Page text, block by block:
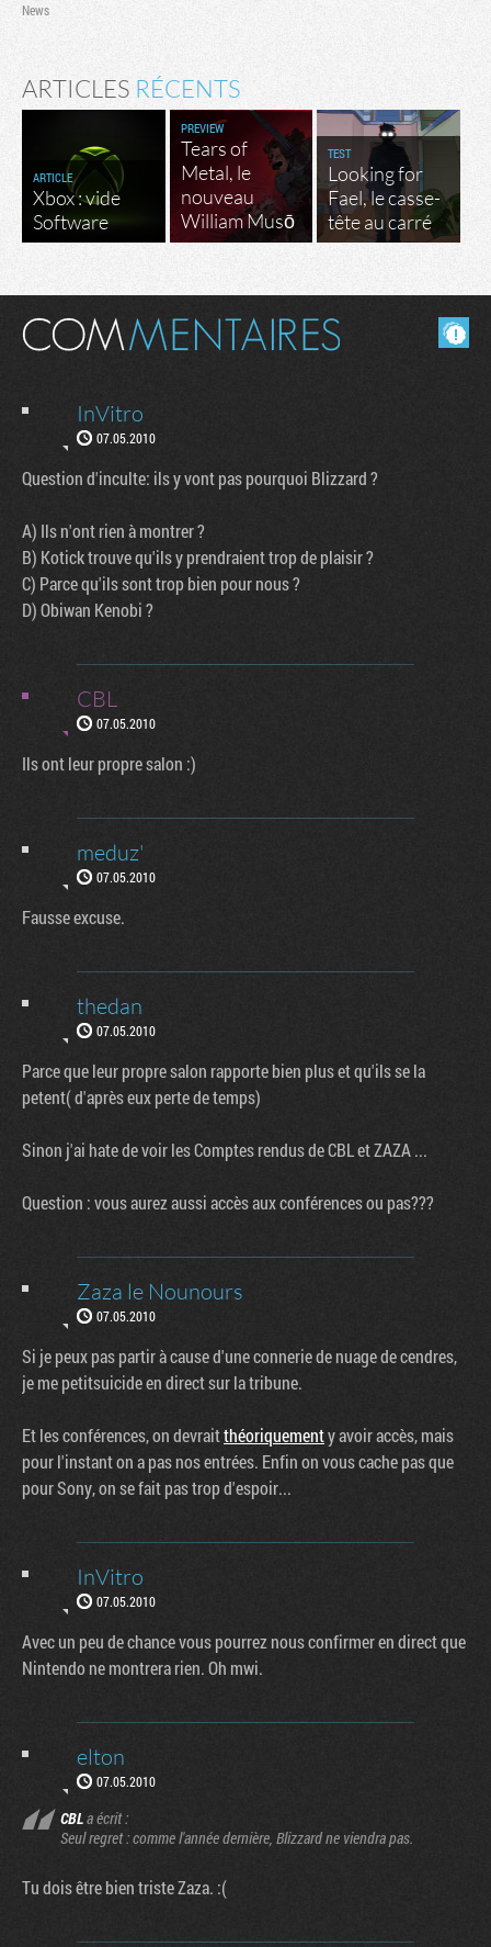
News
ARTICLES RÉCENTS
ARTICLE
Xbox : vide
Software
PREVIEW
Tears of
Metal, le
nouveau
William Musō
TEST
Looking for
Fael, le casse-
tête au carré
Masquer les commentaires lus.
InVitro
07.05.2010
Question d'inculte: ils y vont pas pourquoi Blizzard ?
A) Ils n'ont rien à montrer ?
B) Kotick trouve qu'ils y prendraient trop de plaisir ?
C) Parce qu'ils sont trop bien pour nous ?
D) Obiwan Kenobi ?
CBL
07.05.2010
Ils ont leur propre salon :)
meduz'
07.05.2010
Fausse excuse.
thedan
07.05.2010
Parce que leur propre salon rapporte bien plus et qu'ils se la
petent( d'après eux perte de temps)
Sinon j'ai hate de voir les Comptes rendus de CBL et ZAZA ...
Question : vous aurez aussi accès aux conférences ou pas???
Zaza le Nounours
07.05.2010
Si je peux pas partir à cause d'une connerie de nuage de cendres,
je me petitsuicide en direct sur la tribune.
Et les conférences, on devraitthéoriquementy avoir accès, mais
pour l'instant on a pas nos entrées. Enfin on vous cache pas que
pour Sony, on se fait pas trop d'espoir...
InVitro
07.05.2010
Avec un peu de chance vous pourrez nous confirmer en direct que
Nintendo ne montrera rien. Oh mwi.
elton
07.05.2010
CBLa écrit :
Seul regret : comme l'année dernière, Blizzard ne viendra pas.
Tu dois être bien triste Zaza. :(